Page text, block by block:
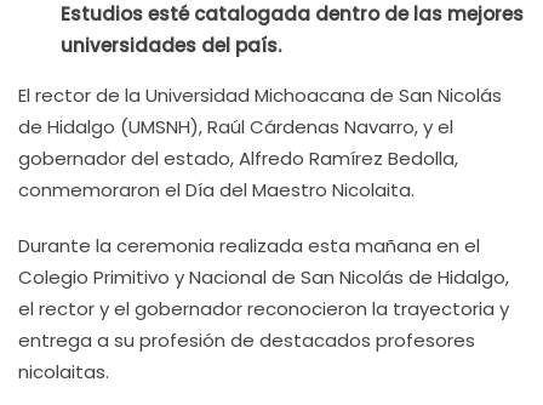
Estudios esté catalogada dentro de las mejores
universidades del país.
El rector de la Universidad Michoacana de San Nicolás
de Hidalgo (UMSNH), Raúl Cárdenas Navarro, y el
gobernador del estado, Alfredo Ramírez Bedolla,
conmemoraron el Día del Maestro Nicolaita.
Durante la ceremonia realizada esta mañana en el
Colegio Primitivo y Nacional de San Nicolás de Hidalgo,
el rector y el gobernador reconocieron la trayectoria y
entrega a su profesión de destacados profesores
nicolaitas.